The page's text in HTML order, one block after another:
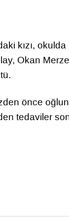
kızı, okulda
Okan
önce
tedaviler